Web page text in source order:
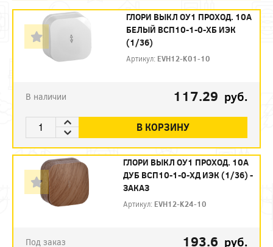
ГЛОРИ ВЫКЛ ОУ1 ПРОХОД. 10А
БЕЛЫЙ ВСП10-1-0-ХБ ИЭК
(1/36)
Артикул: EVH12-K01-10
В наличии 117.29 руб.
В КОРЗИНУ
ГЛОРИ ВЫКЛ ОУ1 ПРОХОД. 10А
ДУБ ВСП10-1-0-ХД ИЭК (1/36) -
ЗАКАЗ
Артикул: EVH12-K24-10
Под заказ 193.6 руб.